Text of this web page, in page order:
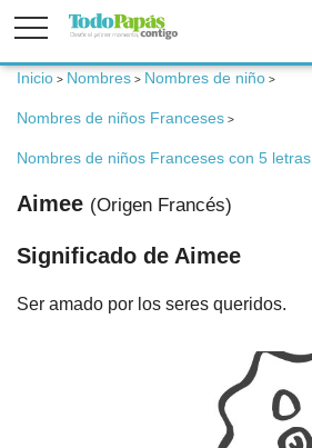
Fertilidad
Embarazo
Bebé
Inicio > Nombres > Nombres de niño >
Nombres de niños Franceses >
Nombres de niños Franceses con 5 letras
Aimee (Origen Francés)
Significado de Aimee
Ser amado por los seres queridos.